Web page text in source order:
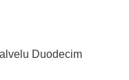
Duodecim